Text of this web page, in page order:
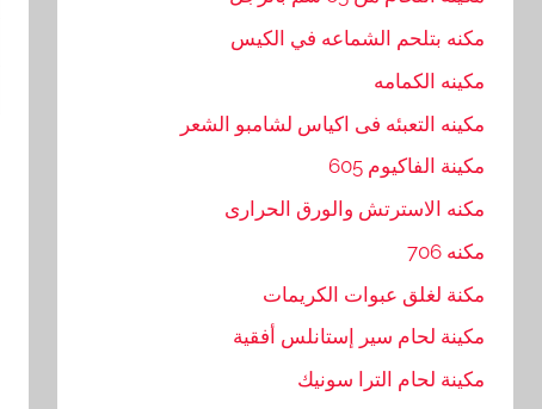
مكنه بتلحم الشماعه في الكيس
مكينه الكمامه
مكينه التعبئه فى اكياس لشامبو الشعر
مكينة الفاكيوم 605
مكنه الاسترتش والورق الحرارى
مكنه 706
مكنة لغلق عبوات الكريمات
مكينة لحام سير إستانلس أفقية
مكينة لحام الترا سونيك